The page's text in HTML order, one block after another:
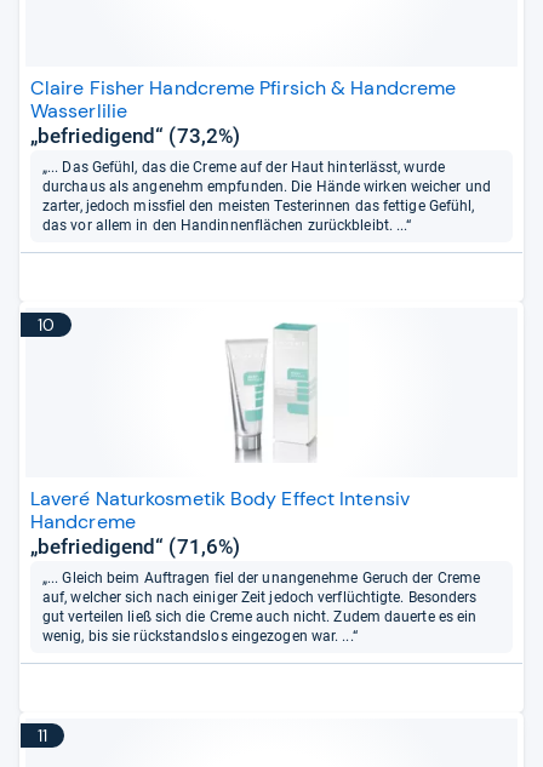
Claire Fisher Handcreme Pfirsich & Handcreme
Wasserlilie
„befriedigend“ (73,2%)
„... Das Gefühl, das die Creme auf der Haut hinterlässt, wurde
durchaus als angenehm empfunden. Die Hände wirken weicher und
zarter, jedoch missfiel den meisten Testerinnen das fettige Gefühl,
das vor allem in den Handinnenflächen zurückbleibt. ...“
10
Laveré Naturkosmetik Body Effect Intensiv
Handcreme
„befriedigend“ (71,6%)
„... Gleich beim Auftragen fiel der unangenehme Geruch der Creme
auf, welcher sich nach einiger Zeit jedoch verflüchtigte. Besonders
gut verteilen ließ sich die Creme auch nicht. Zudem dauerte es ein
wenig, bis sie rückstandslos eingezogen war. ...“
11